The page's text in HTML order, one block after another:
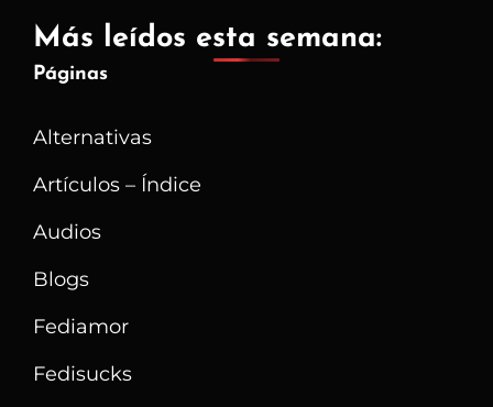
Más leídos esta semana:
Páginas
Alternativas
Artículos – Índice
Audios
Blogs
Fediamor
Fedisucks